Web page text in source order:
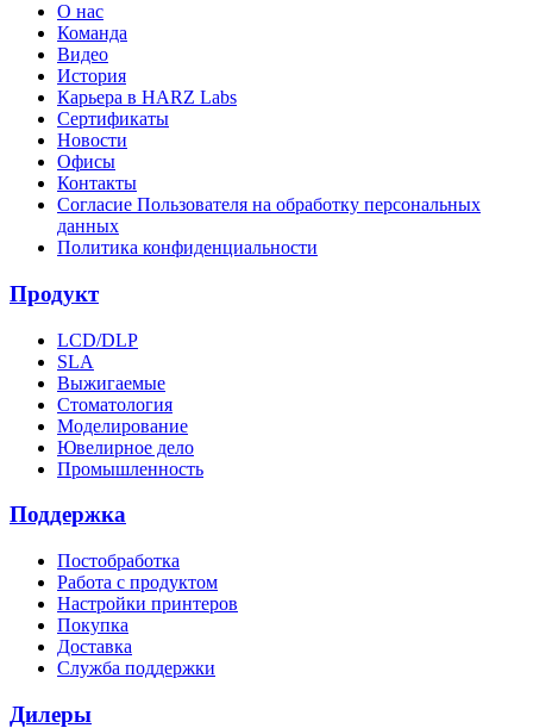
О нас
Команда
Видео
История
Карьера в HARZ Labs
Сертификаты
Новости
Офисы
Контакты
Согласие Пользователя на обработку персональных
данных
Политика конфиденциальности
Продукт
LCD/DLP
SLA
Выжигаемые
Стоматология
Моделирование
Ювелирное дело
Промышленность
Поддержка
Постобработка
Работа с продуктом
Настройки принтеров
Покупка
Доставка
Служба поддержки
Дилеры